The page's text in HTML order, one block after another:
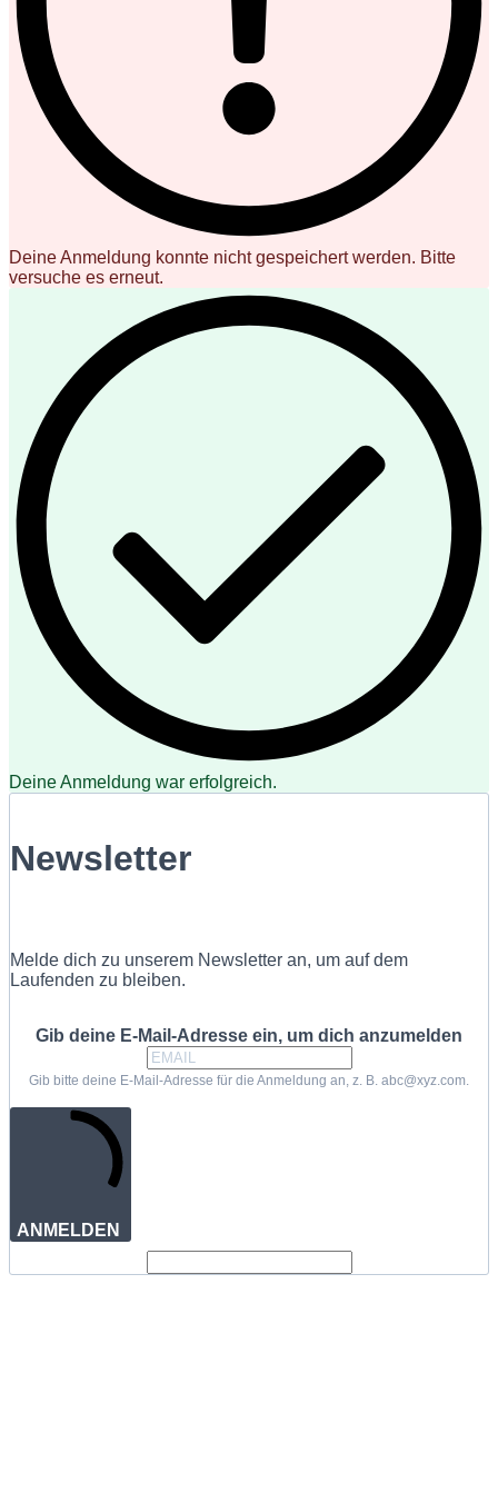
Deine Anmeldung konnte nicht gespeichert werden. Bitte
versuche es erneut.
Deine Anmeldung war erfolgreich.
Newsletter
Melde dich zu unserem Newsletter an, um auf dem
Laufenden zu bleiben.
Gib deine E-Mail-Adresse ein, um dich anzumelden
Gib bitte deine E-Mail-Adresse für die Anmeldung an, z. B. abc@xyz.com.
ANMELDEN